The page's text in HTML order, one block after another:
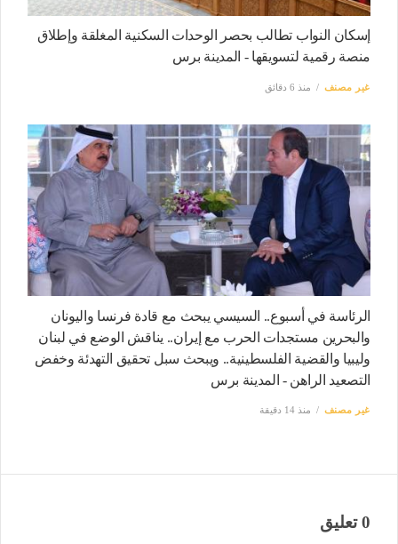
إسكان النواب تطالب بحصر الوحدات السكنية المغلقة وإطلاق
منصة رقمية لتسويقها - المدينة برس
غير مصنف منذ 6 دقائق
الرئاسة في أسبوع.. السيسي يبحث مع قادة فرنسا واليونان
والبحرين مستجدات الحرب مع إيران.. يناقش الوضع في لبنان
وليبيا والقضية الفلسطينية.. ويبحث سبل تحقيق التهدئة وخفض
التصعيد الراهن - المدينة برس
غير مصنف منذ 14 دقيقة
0 تعليق